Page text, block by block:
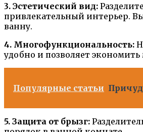
3. Эстетический вид:
привлекательный интерьер.
ванну.
4. Многофункциональность:
удобно и позволяет
Популярные статьи
5. Защита от брызг: